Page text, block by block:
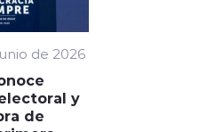
de 2026
y
de